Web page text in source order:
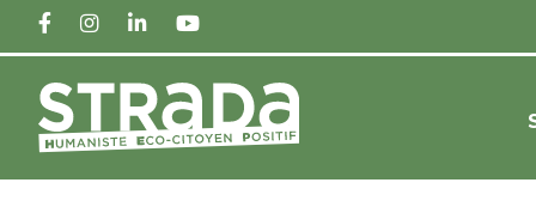
FACEBOOKINSTAGRAM
LINKEDINYOUTUBE